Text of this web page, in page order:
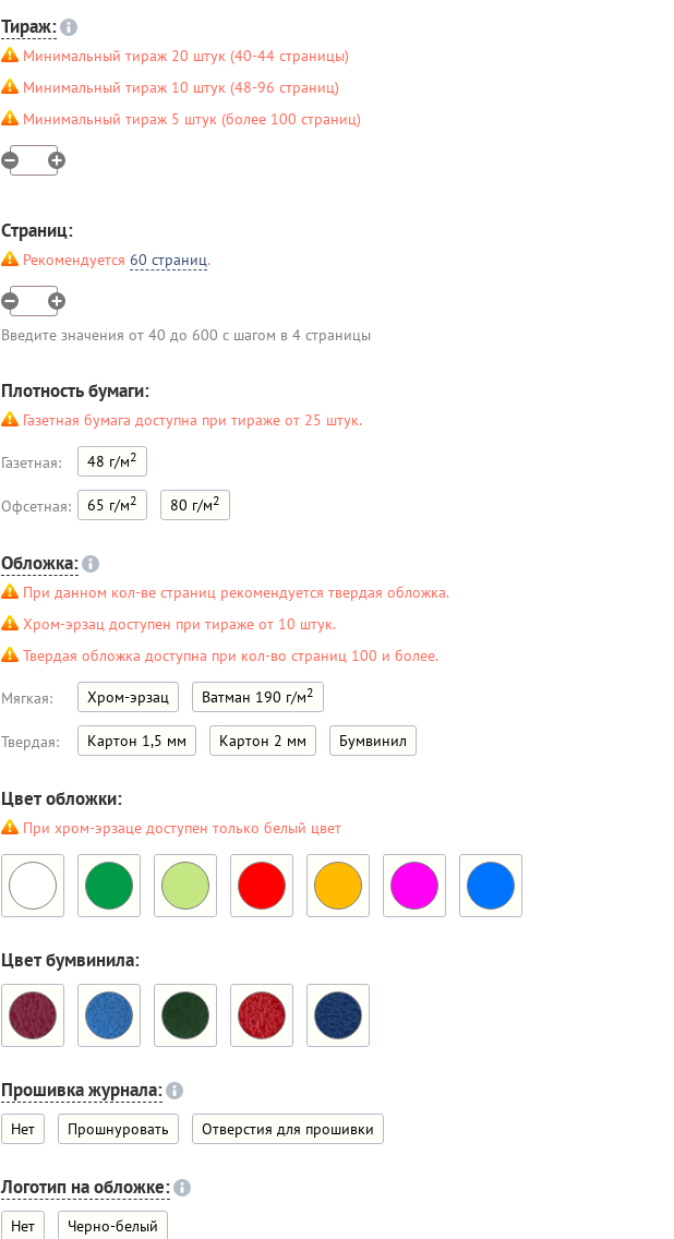
Тираж:
Минимальный тираж 20 штук (40-44 страницы)
Минимальный тираж 10 штук (48-96 страниц)
Минимальный тираж 5 штук (более 100 страниц)
Страниц:
Рекомендуется 60 страниц.
Введите значения от 40 до 600 с шагом в 4 страницы
Плотность бумаги:
Газетная бумага доступна при тираже от 25 штук.
Газетная: 48 г/м2
Офсетная: 65 г/м2 80 г/м2
Обложка:
При данном кол-ве страниц рекомендуется твердая обложка.
Хром-эрзац доступен при тираже от 10 штук.
Твердая обложка доступна при кол-во страниц 100 и более.
Мягкая: Хром-эрзац Ватман 190 г/м2
Твердая: Картон 1,5 мм Картон 2 мм Бумвинил
Цвет обложки:
При хром-эрзаце доступен только белый цвет
Цвет бумвинила:
Прошивка журнала:
Нет Прошнуровать Отверстия для прошивки
Логотип на обложке:
Нет Черно-белый